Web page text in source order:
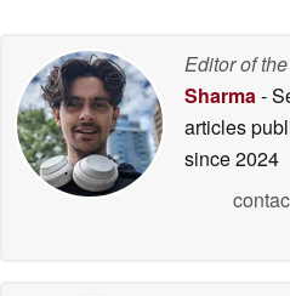
Editor of the
Sharma-
articles
since 2024